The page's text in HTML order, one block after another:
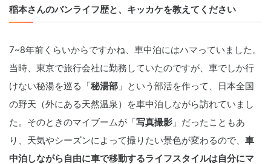
稲本さんのバンライフ歴と、キッカケを教えてください
7~8年前くらいからですかね、車中泊にはハマっていました。
当時、東京で旅行会社に勤務していたのですが、車でしか行
けない秘湯を巡る「 秘湯部 」という部活を作って、日本全国
の野天（外にある天然温泉）を車中泊しながら訪れていまし
た。そのときのマイブームが「 写真撮影 」だったこともあ
り、天気やシーズンによって撮りたい景色が変わるので、 車
中泊しながら自由に車で移動するライフスタイルは自分にマ